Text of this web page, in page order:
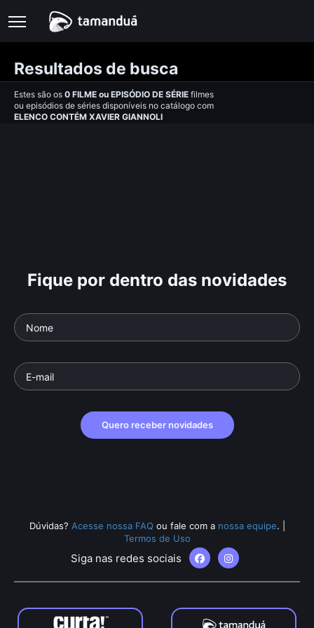
Resultados de busca
Estes são os 0 FILME ou EPISÓDIO DE SÉRIE filmes
ou episódios de séries disponíveis no catálogo com
ELENCO CONTÉM XAVIER GIANNOLI
Fique por dentro das novidades
Quero receber novidades
Dúvidas? Acesse nossa FAQ ou fale com a nossa equipe.
Termos de Uso
Siga nas redes sociais